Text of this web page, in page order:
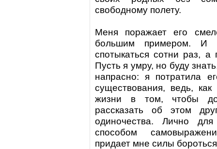
свободному полету.
Меня поражает его
большим примером. И
спотыкаться сотни раз,
Пусть я умру, но буду
напрасно: я потратила
существования, ведь,
жизни в том, чтобы
рассказать об этом
одиночества. Лично
способом
придает мне силы